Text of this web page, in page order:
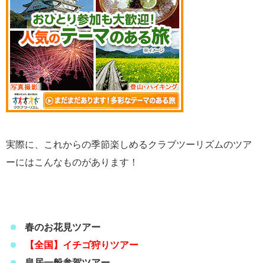
実際に、これからの季節楽しめるクラブツーリズムのツア
ーにはこんなものがあります！
春のお花見ツアー
【全国】イチゴ狩りツアー